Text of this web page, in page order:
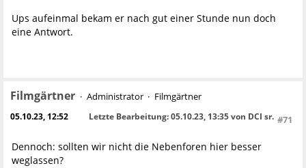
Ups aufeinmal bekam er nach gut einer Stunde nun doch
eine Antwort.
Filmgärtner Administrator Filmgärtner
05.10.23, 12:52 #71
Letzte Bearbeitung: 05.10.23, 13:35 von DCI sr.
Dennoch: sollten wir nicht die Nebenforen hier besser
weglassen?